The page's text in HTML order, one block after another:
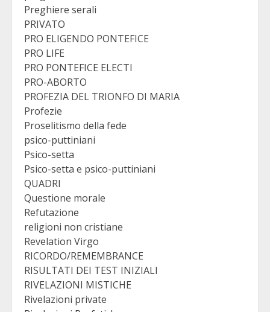
Preghiere serali
PRIVATO
PRO ELIGENDO PONTEFICE
PRO LIFE
PRO PONTEFICE ELECTI
PRO-ABORTO
PROFEZIA DEL TRIONFO DI MARIA
Profezie
Proselitismo della fede
psico-puttiniani
Psico-setta
Psico-setta e psico-puttiniani
QUADRI
Questione morale
Refutazione
religioni non cristiane
Revelation Virgo
RICORDO/REMEMBRANCE
RISULTATI DEI TEST INIZIALI
RIVELAZIONI MISTICHE
Rivelazioni private